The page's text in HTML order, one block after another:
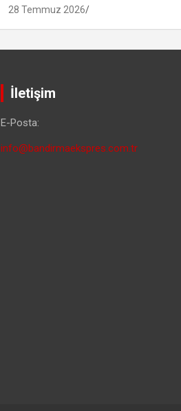
28 Temmuz 2026
İletişim
E-Posta:
info@bandirmaekspres.com.tr